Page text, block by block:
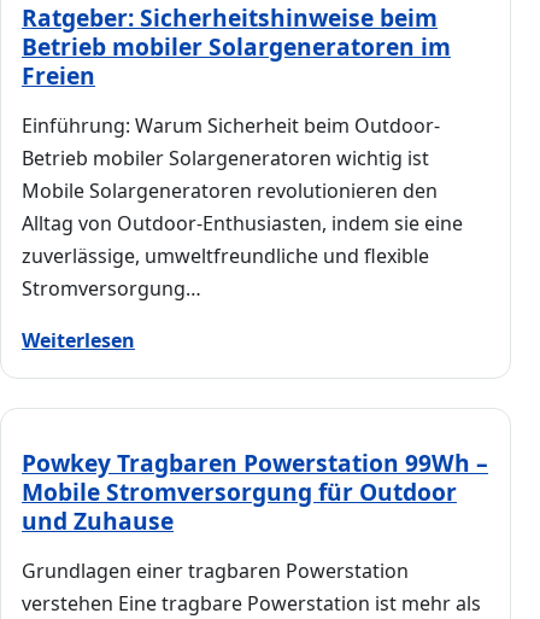
Ratgeber: Sicherheitshinweise beim
Betrieb mobiler Solargeneratoren im
Freien
Einführung: Warum Sicherheit beim Outdoor-
Betrieb mobiler Solargeneratoren wichtig ist
Mobile Solargeneratoren revolutionieren den
Alltag von Outdoor-Enthusiasten, indem sie eine
zuverlässige, umweltfreundliche und flexible
Stromversorgung…
Weiterlesen
Powkey Tragbaren Powerstation 99Wh –
Mobile Stromversorgung für Outdoor
und Zuhause
Grundlagen einer tragbaren Powerstation
verstehen Eine tragbare Powerstation ist mehr als